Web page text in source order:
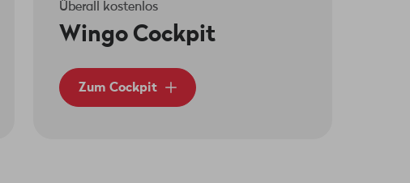
Überall kostenlos
Wingo Cockpit
Zum Cockpit